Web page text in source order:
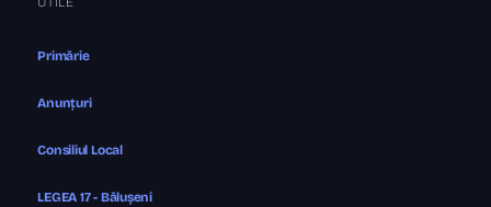
Primărie
Anunțuri
Consiliul Local
LEGEA 17 - Bălușeni